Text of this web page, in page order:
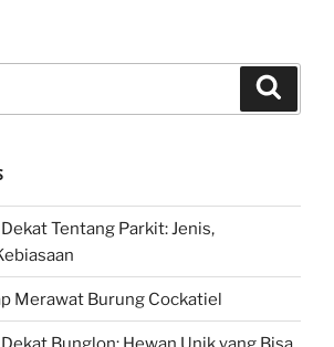
Tentang Parkit: Jenis,
Merawat Burung Cockatiel